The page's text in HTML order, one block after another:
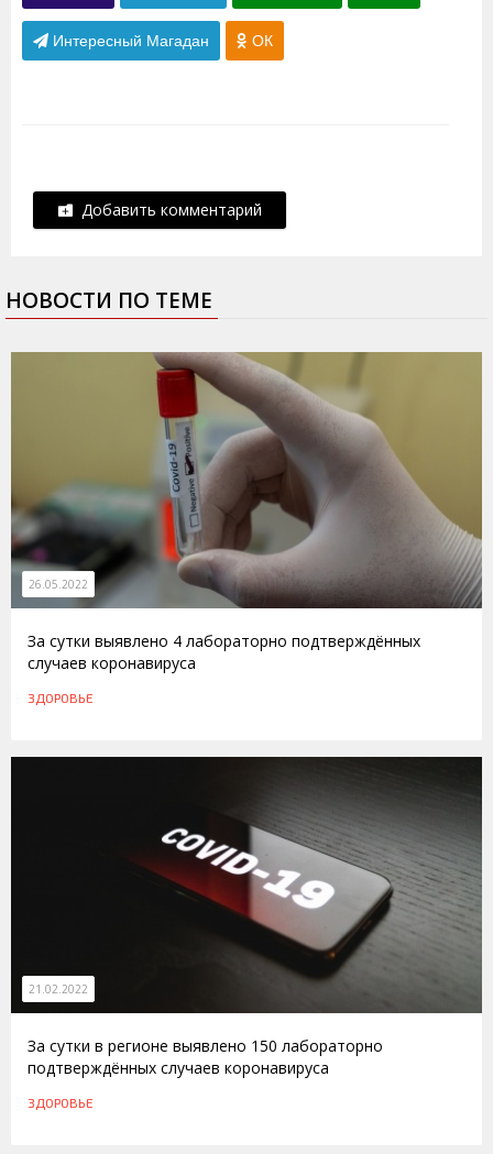
Интересный Магадан ОК
Добавить комментарий
НОВОСТИ ПО ТЕМЕ
26.05.2022
За сутки выявлено 4 лабораторно подтверждённых
случаев коронавируса
ЗДОРОВЬЕ
21.02.2022
За сутки в регионе выявлено 150 лабораторно
подтверждённых случаев коронавируса
ЗДОРОВЬЕ